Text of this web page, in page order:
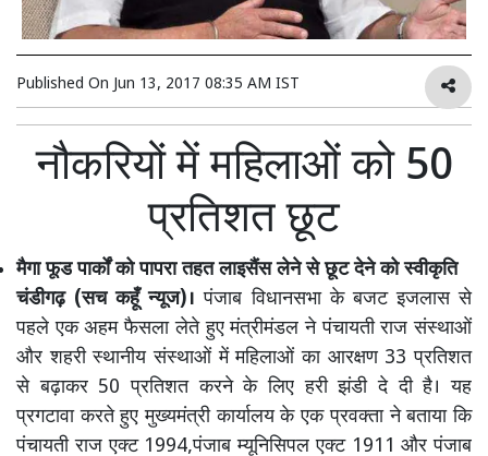
Published On Jun 13, 2017 08:35 AM IST
नौकरियों में महिलाओं को 50
प्रतिशत छूट
मैगा फूड पार्कों को पापरा तहत लाइसैंस लेने से छूट देने को स्वीकृति
चंडीगढ़ (सच कहूँ न्यूज)। पंजाब विधानसभा के बजट इजलास से
पहले एक अहम फैसला लेते हुए मंत्रीमंडल ने पंचायती राज संस्थाओं
और शहरी स्थानीय संस्थाओं में महिलाओं का आरक्षण 33 प्रतिशत
से बढ़ाकर 50 प्रतिशत करने के लिए हरी झंडी दे दी है। यह
प्रगटावा करते हुए मुख्यमंत्री कार्यालय के एक प्रवक्ता ने बताया कि
पंचायती राज एक्ट 1994,पंजाब म्यूनिसिपल एक्ट 1911 और पंजाब